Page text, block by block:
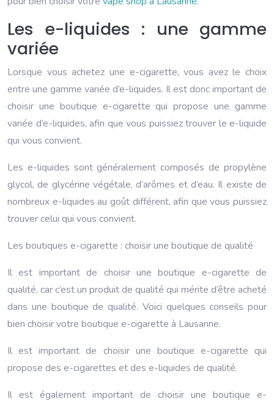
Les e-liquides : une gamme
variée
Lorsque vous achetez une e-cigarette, vous avez le choix
entre une gamme variée d’e-liquides. Il est donc important de
choisir une boutique e-cigarette qui propose une gamme
variée d’e-liquides, afin que vous puissiez trouver le e-liquide
qui vous convient.
Les e-liquides sont généralement composés de propylène
glycol, de glycérine végétale, d’arômes et d’eau. Il existe de
nombreux e-liquides au goût différent, afin que vous puissiez
trouver celui qui vous convient.
Les boutiques e-cigarette : choisir une boutique de qualité
Il est important de choisir une boutique e-cigarette de
qualité, car c’est un produit de qualité qui mérite d’être acheté
dans une boutique de qualité. Voici quelques conseils pour
bien choisir votre boutique e-cigarette à Lausanne.
Il est important de choisir une boutique e-cigarette qui
propose des e-cigarettes et des e-liquides de qualité.
Il est également important de choisir une boutique e-